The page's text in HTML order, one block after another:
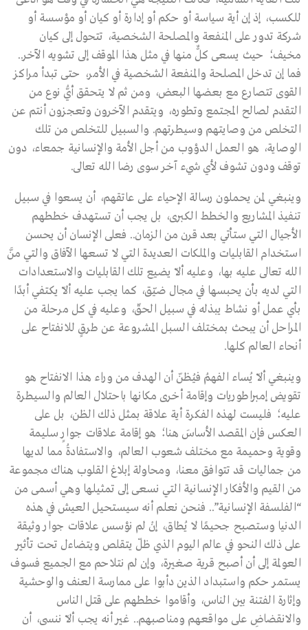
للكسب، إذ إن أية سياسة أو حكم أو إدارة أو كيان أو مؤسسة أو
شركة تدور على المنفعة والمصلحة الشخصية، تتحول إلى كيان
مخيف؛ حيث يسعى كلٌّ منها في مثل هذا الموقف إلى تشويه الآخر..
فما إن تدخل المصلحة والمنفعة الشخصية في الأمر، حتى تبدأ مراكز
القوى تتصارع مع بعضها البعض، ومن ثم لا يتحقق أيُّ نوع من
التقدم لصالح المجتمع وتطوره، ويتقدم الآخرون وتعجزون أنتم عن
التخلص من وصايتهم وسيطرتهم. والسبيل للتخلص من تلك
الوصاية، هو العمل الدؤوب من أجل الأمة والإنسانية جمعاء، دون
توقف ودون تشوف لأي شيء آخر سوى رضا الله تعالى.
وينبغي لمن يحملون رسالة الإحياء على عاتقهم، أن يسعوا في سبيل
تنفيذ المشاريع والخطط الكبرى، بل يجب أن تستهدف خططهم
الأجيال التي ستأتي بعد قرن من الزمان.. فعلى الإنسان أن يحسن
استخدام القابليات والملكات العديدة التي لا تسعها الآفاق والتي منَّ
الله تعالى عليه بها، وعليه ألاّ يضيع تلك القابليات والاستعدادات
التي لديه بأن يحبسها في مجال ضيّق، كما يجب عليه ألاّ يكتفي أبدًا
بأي عمل أو نشاط يبذله في سبيل الحقّ، وعليه في كل مرحلة من
المراحل أن يبحث بمختلف السبل المشروعة عن طرقٍ للانفتاح على
أنحاء العالم كلها.
وينبغي ألاّ يُساء الفهمُ فيُظنّ أن الهدف من وراء هذا الانفتاح هو
تقويض إمبراطوريات وإقامة أخرى مكانها باحتلال العالم والسيطرة
عليه؛ فليست لهذه الفكرة أية علاقة بمثل ذلك الظن، بل على
العكس فإن المقصد الأساسَ هنا؛ هو إقامة علاقات جوارٍ سليمة
وقوية وحميمة مع مختلف شعوب العالم، والاستفادةُ مما لديها
من جماليات قد تتوافق معنا، ومحاولة إبلاغ القلوب هناك مجموعة
من القيم والأفكار الإنسانية التي نسعى إلى تمثيلها وهي أسمى من
“الفلسفة الإنسانية”.. فنحن نعلم أنه سيستحيل العيش في هذه
الدنيا وستصبح جحيمًا لا يُطاق، إنْ لم نؤسس علاقات جوار وثيقة
على ذلك النحو في عالم اليوم الذي ظلّ يتقلص ويتضاءل تحت تأثير
العولمة إلى أن أصبح قرية صغيرة، وإن لم نتلاحم مع الجميع فسوف
يستمر حكم واستبداد الذين دأبوا على ممارسة العنف والوحشية
وإثارة الفتنة بين الناس، وأقاموا خططهم على قتل الناس
والانقضاضِ على مواقعهم ومناصبهم.. غير أنه يجب ألاّ ننسى، أن